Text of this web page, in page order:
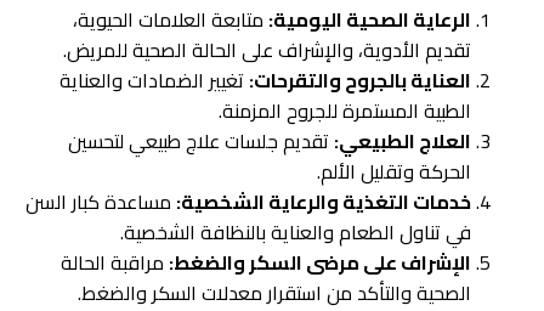
الرعاية الصحية اليومية: متابعة العلامات الحيوية،
تقديم الأدوية، والإشراف على الحالة الصحية للمريض.
العناية بالجروح والتقرحات: تغيير الضمادات والعناية
الطبية المستمرة للجروح المزمنة.
العلاج الطبيعي: تقديم جلسات علاج طبيعي لتحسين
الحركة وتقليل الألم.
خدمات التغذية والرعاية الشخصية: مساعدة كبار السن
في تناول الطعام والعناية بالنظافة الشخصية.
الإشراف على مرضى السكر والضغط: مراقبة الحالة
الصحية والتأكد من استقرار معدلات السكر والضغط.